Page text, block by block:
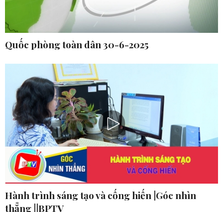
Quốc phòng toàn dân 30-6-2025
Hành trình sáng tạo và cống hiến |Góc nhìn
thẳng ||BPTV